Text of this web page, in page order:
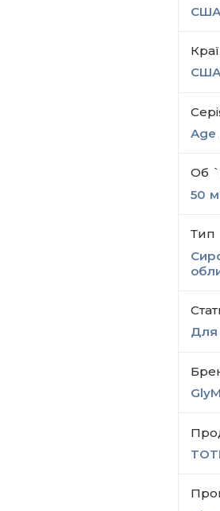
США
Age
Об
50
Тип
Для